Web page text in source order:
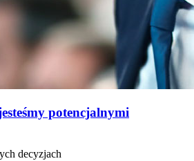
potencjalnymi
decyzjach